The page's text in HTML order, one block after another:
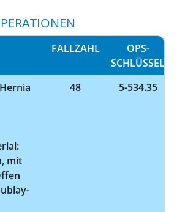
FALLZAHL
OPS-
SCHLÜSSEL
mit
48 5-534.35